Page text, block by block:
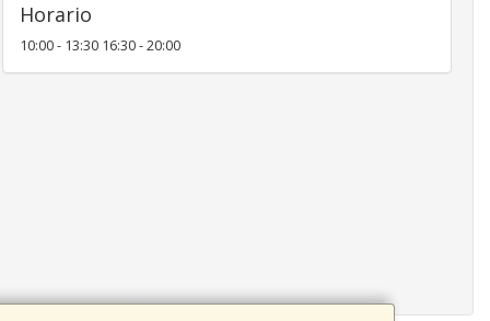
Horario
10:00 - 13:30 16:30 - 20:00